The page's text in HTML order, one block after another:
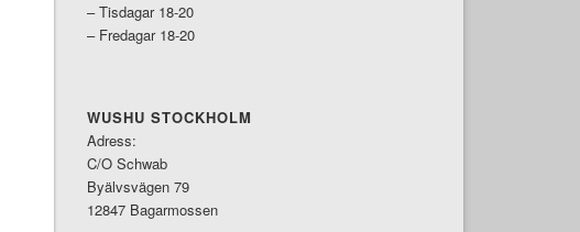
– Tisdagar 18-20
– Fredagar 18-20
WUSHU STOCKHOLM
Adress:
C/O Schwab
Byälvsvägen 79
12847 Bagarmossen